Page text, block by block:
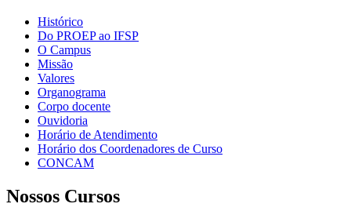
Histórico
Do PROEP ao IFSP
O Campus
Missão
Valores
Organograma
Corpo docente
Ouvidoria
Horário de Atendimento
Horário dos Coordenadores de Curso
CONCAM
Nossos Cursos